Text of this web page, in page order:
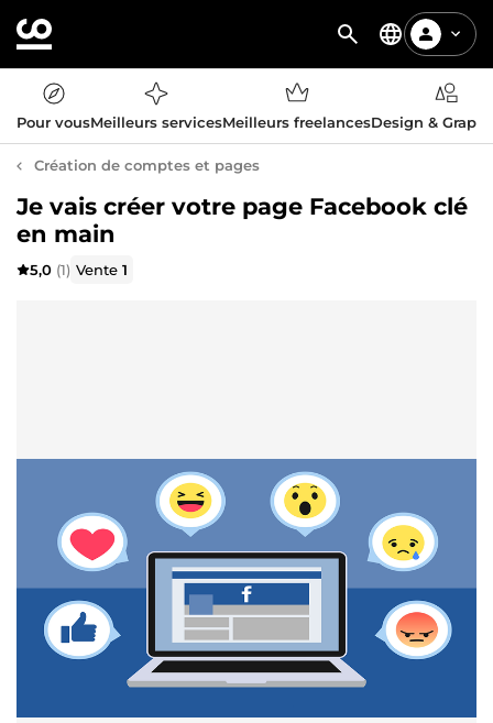
Pour vousMeilleurs servicesMeilleurs freelancesDesign &
Création de comptes et pages
Je vais créer votre page Facebook clé
en main
5,0 (1) Vente1